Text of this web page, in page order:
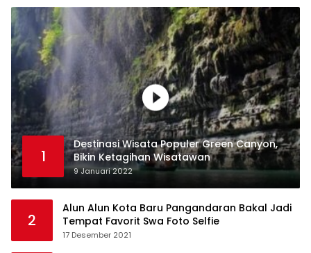
1
Destinasi Wisata Populer Green Canyon,
Bikin Ketagihan Wisatawan
9 Januari 2022
2
Alun Alun Kota Baru Pangandaran Bakal Jadi
Tempat Favorit Swa Foto Selfie
17 Desember 2021